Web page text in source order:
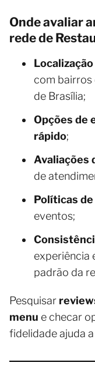
Onde avaliar
rede de
com bairros
de Brasília;
Opções de
rápido;
Avaliações
de
Políticas
eventos;
experiência
padrão da
Pesquisar
menu e checar
fidelidade ajuda